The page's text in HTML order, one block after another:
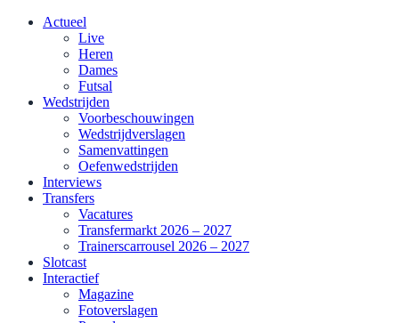
Actueel
Live
Heren
Dames
Futsal
Wedstrijden
Voorbeschouwingen
Wedstrijdverslagen
Samenvattingen
Oefenwedstrijden
Interviews
Transfers
Vacatures
Transfermarkt 2026 – 2027
Trainerscarrousel 2026 – 2027
Slotcast
Interactief
Magazine
Fotoverslagen